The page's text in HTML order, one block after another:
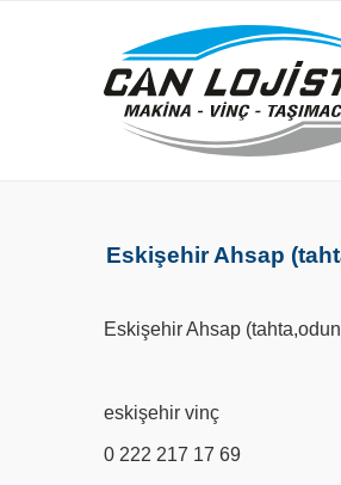
Eskişehir Ahsap
Eskişehir Ahsap
eskişehir vinç
0 222 217 17 69